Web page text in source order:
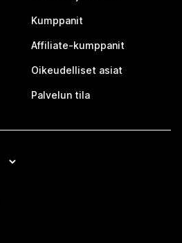
Kumppanit
Affiliate-kumppanit
Oikeudelliset asiat
Palvelun tila